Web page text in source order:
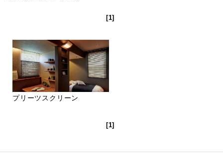
[1]
プリーツスクリーン
[1]